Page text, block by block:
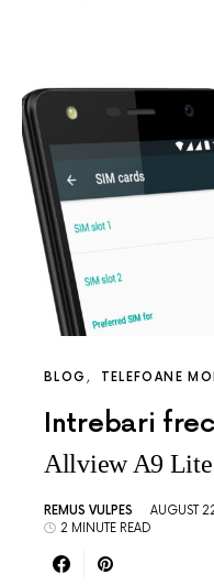
BLOG TELEFOANE
Intrebari
Allview A9 Lite
REMUS VULPES AUGUST
2 MINUTE READ